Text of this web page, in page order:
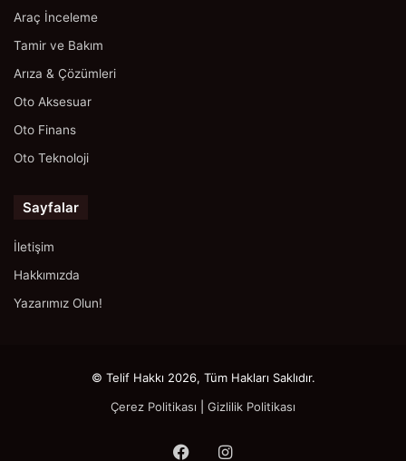
Araç İnceleme
Tamir ve Bakım
Arıza & Çözümleri
Oto Aksesuar
Oto Finans
Oto Teknoloji
Sayfalar
İletişim
Hakkımızda
Yazarımız Olun!
© Telif Hakkı 2026, Tüm Hakları Saklıdır.
Çerez Politikası
Gizlilik Politikası
FacebookInstagram